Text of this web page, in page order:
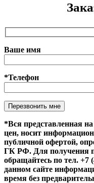
Ваше имя
*Телефон
Оставьте это поле
*Вся представленная
цен, носит
публичной офертой,
ГК РФ. Для получения
обращайтесь по тел. +7
данном сайте
время без